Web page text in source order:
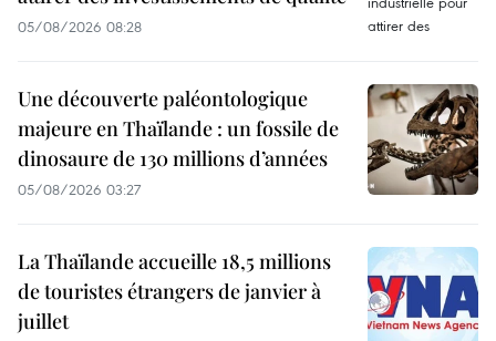
05/08/2026 08:28
Une découverte paléontologique
majeure en Thaïlande : un fossile de
dinosaure de 130 millions d’années
05/08/2026 03:27
La Thaïlande accueille 18,5 millions
de touristes étrangers de janvier à
juillet